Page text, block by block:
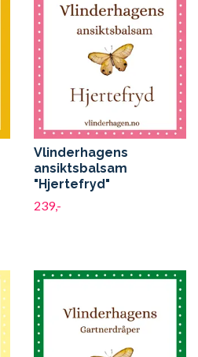
Vlinderhagens
ansiktsbalsam
"Hjertefryd"
239,-